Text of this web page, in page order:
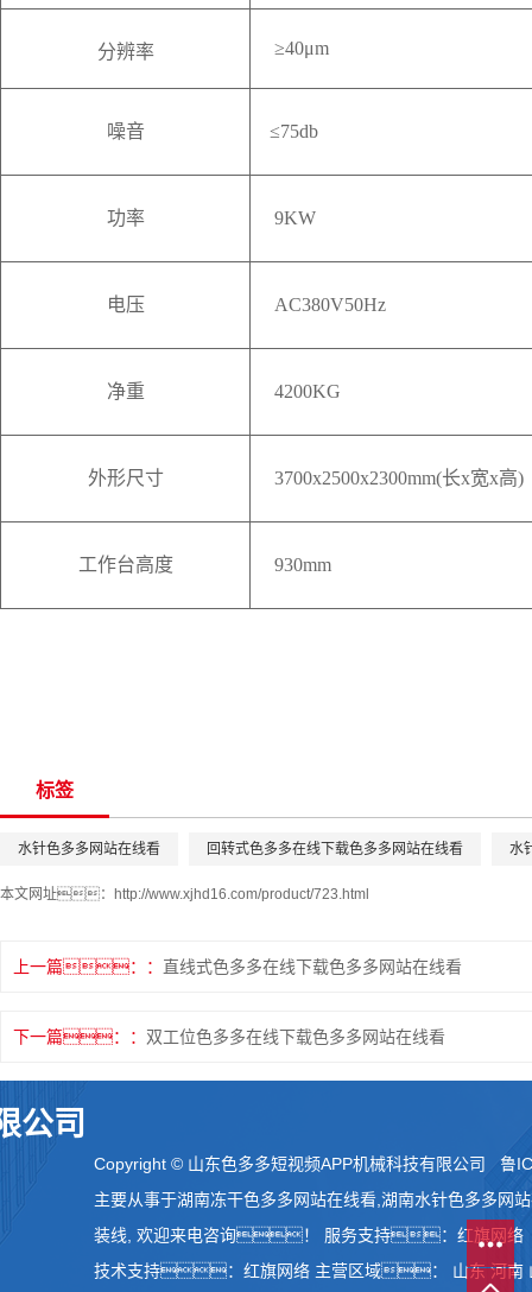
分辨率 ≥40μm
噪音 ≤75db
功率 9KW
电压 AC380V50Hz
净重 4200KG
外形尺寸 3700x2500x2300mm(长x宽x高)
工作台高度 930mm
标签
水针色多多网站在线看 回转式色多多在线下载色多多网站在线看 水
本文网址： http://www.xjhd16.com/product/723.html
上一篇： 直线式色多多在线下载色多多网站在线看
下一篇： 双工位色多多在线下载色多多网站在线看
公司
Copyright © 山东色多多短视频APP机械科技有限公司 鲁
主要从事于湖南冻干色多多网站在线看 湖南水针色多多网
装线 , 欢迎来电咨询！ 服务支持： 红旗网络
技术支持： 红旗网络 主营区域： 山东 河南